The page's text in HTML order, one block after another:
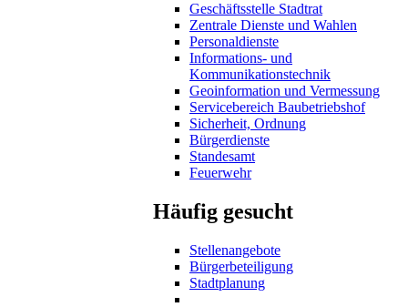
Geschäftsstelle Stadtrat
Zentrale Dienste und Wahlen
Personaldienste
Informations- und
Kommunikationstechnik
Geoinformation und Vermessung
Servicebereich Baubetriebshof
Sicherheit, Ordnung
Bürgerdienste
Standesamt
Feuerwehr
Häufig gesucht
Stellenangebote
Bürgerbeteiligung
Stadtplanung